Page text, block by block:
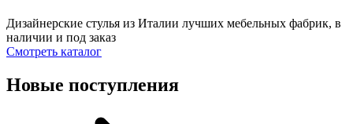
Дизайнерские стулья из Италии лучших мебельных фабрик, в
наличии и под заказ
Смотреть каталог
Новые поступления